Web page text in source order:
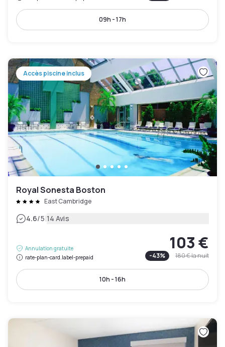
09h - 17h
Accès piscine inclus
Royal Sonesta Boston
East Cambridge
4.6/5|14 Avis
Annulation gratuite
rate-plan-card.label-prepaid
103 €
-43% 180 €la nuit
10h - 16h